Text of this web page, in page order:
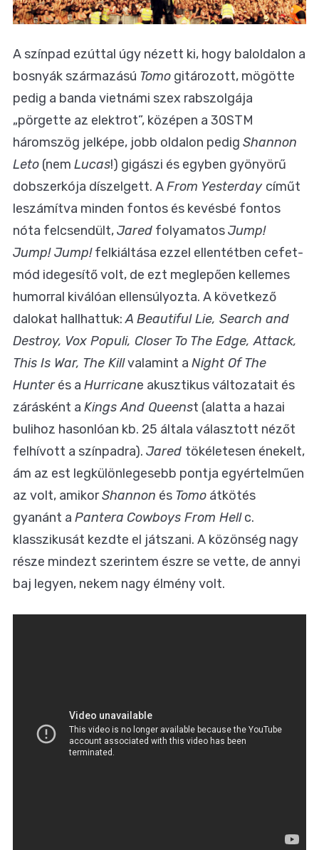
A színpad ezúttal úgy nézett ki, hogy baloldalon a
bosnyák származású Tomo gitározott, mögötte
pedig a banda vietnámi szex rabszolgája
„pörgette az elektrot”, középen a 30STM
háromszög jelképe, jobb oldalon pedig Shannon
Leto (nem Lucas!) gigászi és egyben gyönyörű
dobszerkója díszelgett. AFrom Yesterday címűt
leszámítva minden fontos és kevésbé fontos
nóta felcsendült,Jared folyamatosJump!
Jump! Jump!felkiáltása ezzel ellentétben cefet-
mód idegesítő volt, de ezt meglepően kellemes
humorral kiválóan ellensúlyozta. A következő
dalokat hallhattuk:A Beautiful Lie, Search and
Destroy, Vox Populi, Closer To The Edge, Attack,
This Is War, The Killvalamint a Night Of The
Hunterés a Hurricane akusztikus változatait és
zárásként a Kings And Queenst (alatta a hazai
bulihoz hasonlóan kb. 25 általa választott nézőt
felhívott a színpadra). Jared tökéletesen énekelt,
ám az est legkülönlegesebb pontja egyértelműen
az volt, amikorShannon és Tomo átkötés
gyanánt a Pantera Cowboys From Hellc.
klasszikusát kezdte el játszani. A közönség nagy
része mindezt szerintem észre se vette, de annyi
baj legyen, nekem nagy élmény volt.